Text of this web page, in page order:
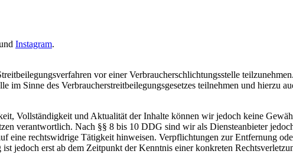
Instagram.
vor einer Verbraucherschlichtungsstelle
im Sinne des Verbraucherstreitbeilegungsgesetzes teilnehmen und hierzu
Vollständigkeit und Aktualität der Inhalte können wir jedoch keine
verantwortlich. Nach §§ 8 bis 10 DDG sind wir als Diensteanbieter
eine rechtswidrige Tätigkeit hinweisen. Verpflichtungen zur Entfernung
jedoch erst ab dem Zeitpunkt der Kenntnis einer konkreten